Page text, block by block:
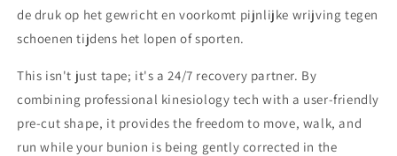
de druk op het gewricht en voorkomt pijnlijke wrijving tegen
schoenen tijdens het lopen of sporten.
This isn't just tape; it's a 24/7 recovery partner. By
combining professional kinesiology tech with a user-friendly
pre-cut shape, it provides the freedom to move, walk, and
run while your bunion is being gently corrected in the